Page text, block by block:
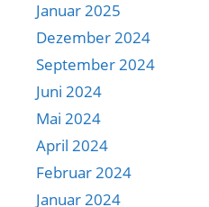
Januar 2025
Dezember 2024
September 2024
Juni 2024
Mai 2024
April 2024
Februar 2024
Januar 2024